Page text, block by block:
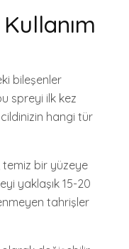
bileşenler
spreyi ilk kez
cildinizin hangi tür
temiz bir yüzeye
yaklaşık 15-20
tahrişler